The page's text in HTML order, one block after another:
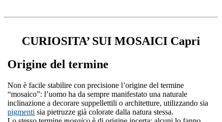
CURIOSITA’ SUI MOSAICI Capri
Origine del termine
Non è facile stabilire con precisione l’origine del termine
“mosaico”: l’uomo ha da sempre manifestato una naturale
inclinazione a decorare suppellettili o architetture, utilizzando sia
pigmenti sia pietruzze già colorate dalla natura stessa.